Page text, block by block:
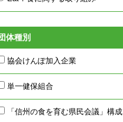
体種別
協会けんぽ加入企業
単一健保組合
「信州の食を育む県民会議」構成